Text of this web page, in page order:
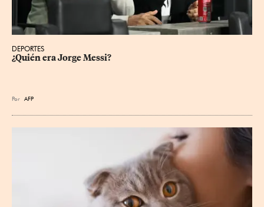
DEPORTES
¿Quién era Jorge Messi?
Por AFP